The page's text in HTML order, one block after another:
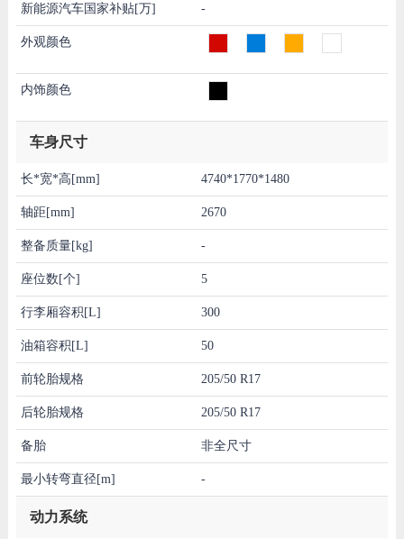
新能源汽车国家补贴[万] -
外观颜色
内饰颜色
车身尺寸
长*宽*高[mm] 4740*1770*1480
轴距[mm] 2670
整备质量[kg] -
座位数[个] 5
行李厢容积[L] 300
油箱容积[L] 50
前轮胎规格 205/50 R17
后轮胎规格 205/50 R17
备胎 非全尺寸
最小转弯直径[m] -
动力系统